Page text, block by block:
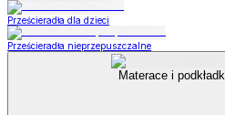
Prześcieradła dla dzieci
Prześcieradła nieprzepuszczalne
Materace i